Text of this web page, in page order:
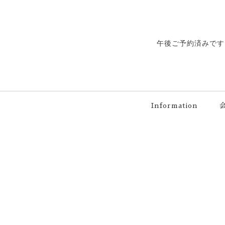
午後ご予約済みで
Information